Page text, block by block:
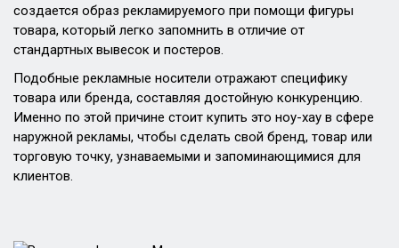
создается образ рекламируемого при помощи фигуры
товара, который легко запомнить в отличие от
стандартных вывесок и постеров.
Подобные рекламные носители отражают специфику
товара или бренда, составляя достойную конкуренцию.
Именно по этой причине стоит купить это ноу-хау в сфере
наружной рекламы, чтобы сделать свой бренд, товар или
торговую точку, узнаваемыми и запоминающимися для
клиентов.